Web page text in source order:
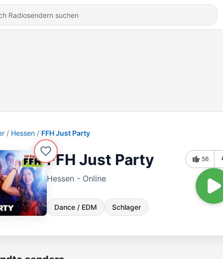
Hessen FFH Just Party
FFH Just Party
Hessen - Online
Dance / EDM Schlager
56